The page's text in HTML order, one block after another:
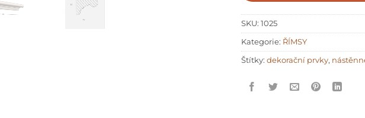
SKU: 1025
Kategorie: ŘÍMSY
Štítky: dekorační prvky,